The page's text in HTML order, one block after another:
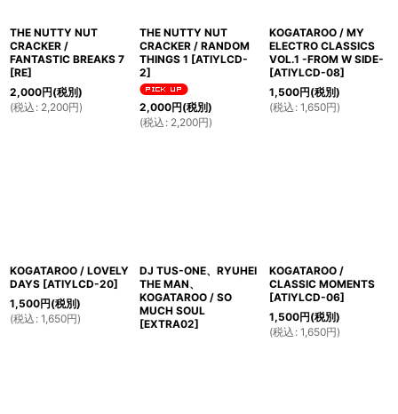
THE NUTTY NUT
CRACKER /
FANTASTIC BREAKS 7
[RE]
2,000円(税別)
(税込 : 2,200円)
THE NUTTY NUT
CRACKER / RANDOM
THINGS 1 [ATIYLCD-
2]
2,000円(税別)
(税込 : 2,200円)
KOGATAROO / MY
ELECTRO CLASSICS
VOL.1 -FROM W SIDE-
[ATIYLCD-08]
1,500円(税別)
(税込 : 1,650円)
KOGATAROO / LOVELY
DAYS [ATIYLCD-20]
1,500円(税別)
(税込 : 1,650円)
DJ TUS-ONE、RYUHEI
THE MAN、
KOGATAROO / SO
MUCH SOUL
[EXTRA02]
KOGATAROO /
CLASSIC MOMENTS
[ATIYLCD-06]
1,500円(税別)
(税込 : 1,650円)